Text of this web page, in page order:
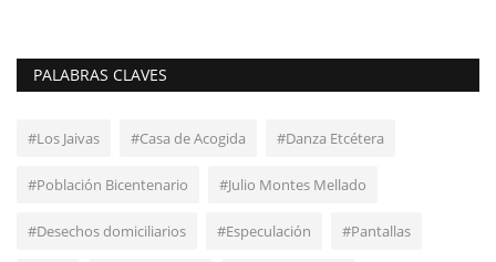
PALABRAS CLAVES
#Los Jaivas #Casa de Acogida #Danza Etcétera
#Población Bicentenario #Julio Montes Mellado
#Desechos domiciliarios #Especulación #Pantallas